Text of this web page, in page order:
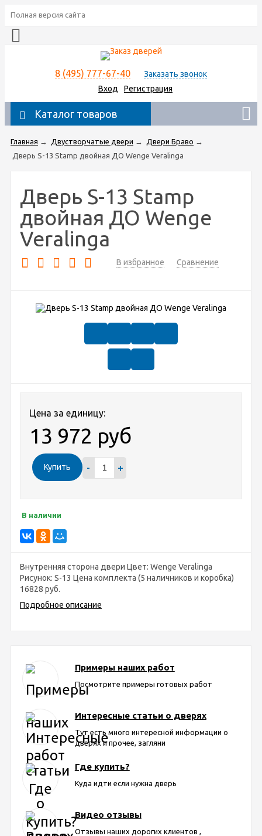
Полная версия сайта
8 (495) 777-67-40
Заказать звонок
Вход
Регистрация
Каталог товаров
Главная → Двустворчатые двери → Двери Браво →
Дверь S-13 Stamp двойная ДО Wenge Veralinga
Дверь S-13 Stamp
двойная ДО Wenge
Veralinga
В избранное Сравнение
Цена за единицу:
13 972 руб
Купить - +
В наличии
Внутренняя сторона двери Цвет: Wenge Veralinga
Рисунок: S-13 Цена комплекта (5 наличников и коробка)
16828 руб.
Подробное описание
Примеры наших работ
Посмотрите примеры готовых работ
Интересные статьи о дверях
Тут есть много интересной информации о
дверях и прочее, загляни
Где купить?
Куда идти если нужна дверь
Видео отзывы
Отзывы наших дорогих клиентов ,